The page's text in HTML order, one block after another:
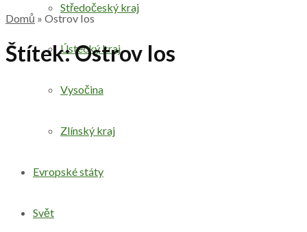
Středočeský kraj
Ústecký kraj
Vysočina
Zlínský kraj
Evropské státy
Svět
Domů » Ostrov Ios
Štítek:Ostrov Ios